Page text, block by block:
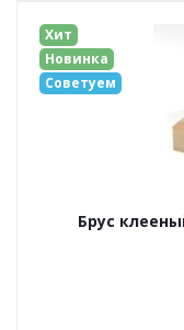
Хит
Новинка
Советуем
Брус